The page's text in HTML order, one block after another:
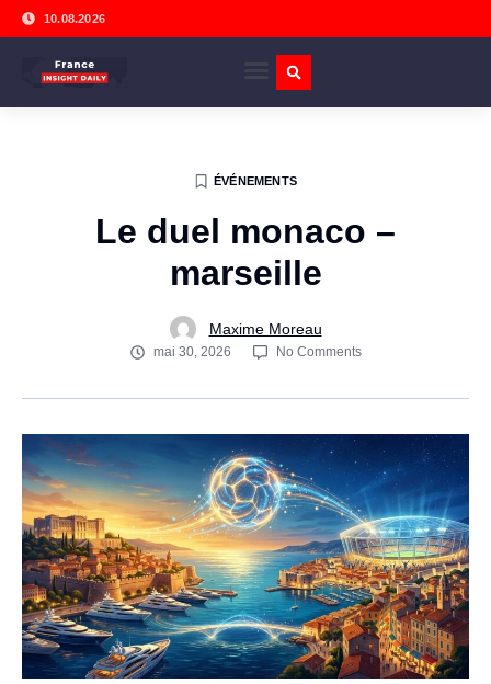
10.08.2026
ÉVÉNEMENTS
Le duel monaco –
marseille
Maxime Moreau
mai 30, 2026 No Comments